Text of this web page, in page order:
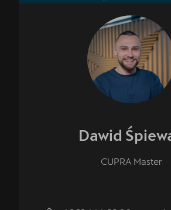
Dawid
CUPRA Master